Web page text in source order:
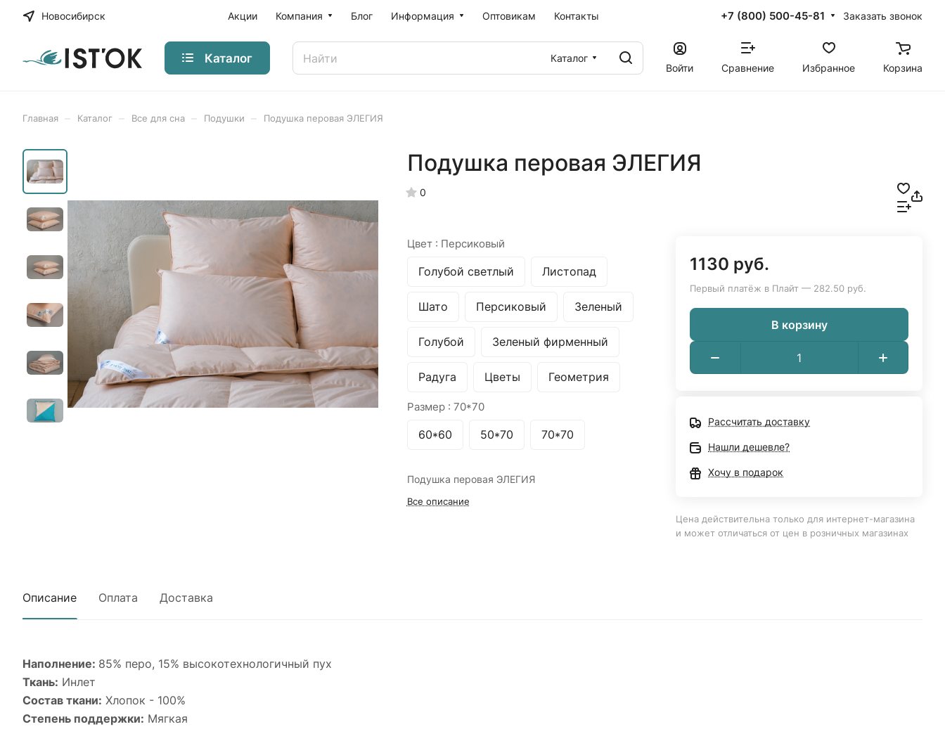
Новосибирск Акции Компания Блог Информация Оптовикам Контакты +7 (800) 500-45-81 Заказать звонок
Каталог
Каталог
Войти
Сравнение Избранное Корзина
Главная Каталог Все для сна Подушки Подушка перовая ЭЛЕГИЯ
Подушка перовая ЭЛЕГИЯ
0
Цвет : Персиковый
Голубой светлый Листопад
Шато Персиковый Зеленый
Голубой Зеленый фирменный
Радуга Цветы Геометрия
Размер : 70*70
60*60 50*70 70*70
Подушка перовая ЭЛЕГИЯ
Все описание
1130 руб.
Первый платёж в Плайт — 282.50 руб.
В корзину
Рассчитать доставку
Нашли дешевле?
Хочу в подарок
Цена действительна только для интернет-магазина
и может отличаться от цен в розничных магазинах
Описание Оплата Доставка
Наполнение: 85% перо, 15% высокотехнологичный пух
Ткань: Инлет
Состав ткани: Хлопок - 100%
Степень поддержки: Мягкая